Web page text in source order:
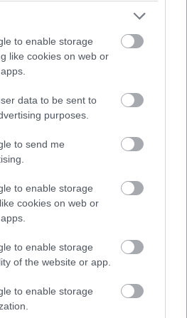
to enable storage
like cookies on web or
data to be sent to
purposes.
to send me
to enable storage
cookies on web or
to enable storage
of the website or app.
to enable storage
Mix – live de la Târgul
14.12.2025